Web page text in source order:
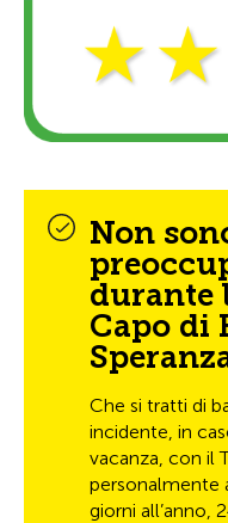
Non
durante
Capo di
Che si tratti di
incidente, in
vacanza, con il
personalmente
giorni all’anno,